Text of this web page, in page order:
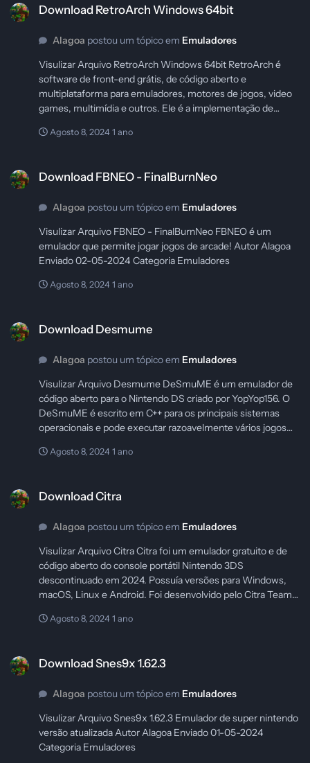
Download RetroArch Windows 64bit
Alagoa postou um tópico em Emuladores
Visulizar Arquivo RetroArch Windows 64bit RetroArch é
software de front-end grátis, de código aberto e
multiplataforma para emuladores, motores de jogos, video
games, multimídia e outros. Ele é a implementação de
portátil, e sem dependências extras. É licenciado sob a GNU
Agosto 8, 2024 1 ano
Download FBNEO - FinalBurnNeo
Alagoa postou um tópico em Emuladores
Visulizar Arquivo FBNEO - FinalBurnNeo FBNEO é um
emulador que permite jogar jogos de arcade! Autor Alagoa
Agosto 8, 2024 1 ano
Download Desmume
Alagoa postou um tópico em Emuladores
Visulizar Arquivo Desmume DeSmuME é um emulador de
código aberto para o Nintendo DS criado por YopYop156. O
DeSmuME é escrito em C++ para os principais sistemas
operacionais e pode executar razoavelmente vários jogos
Agosto 8, 2024 1 ano
Download Citra
Alagoa postou um tópico em Emuladores
Visulizar Arquivo Citra Citra foi um emulador gratuito e de
código aberto do console portátil Nintendo 3DS
descontinuado em 2024. Possuía versões para Windows,
macOS, Linux e Android. Foi desenvolvido pelo Citra Team
gratuitamente em abril de 2014. Autor Alagoa Enviado 02-
Agosto 8, 2024 1 ano
Download Snes9x 1.62.3
Alagoa postou um tópico em Emuladores
Visulizar Arquivo Snes9x 1.62.3 Emulador de super nintendo
versão atualizada Autor Alagoa Enviado 01-05-2024